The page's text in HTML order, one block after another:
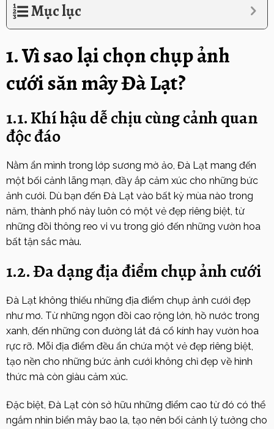
Mục lục
1. Vì sao lại chọn chụp ảnh
cưới săn mây Đà Lạt?
1.1. Khí hậu dễ chịu cùng cảnh quan
độc đáo
Nằm ẩn mình trong lớp sương mờ ảo, Đà Lạt mang đến
một bối cảnh lãng mạn, đầy ắp cảm xúc cho những bức
ảnh cưới. Dù bạn đến Đà Lạt vào bất kỳ mùa nào trong
năm, thành phố này luôn có một vẻ đẹp riêng biệt, từ
những đồi thông reo vi vu trong gió đến những vườn hoa
bất tận sắc màu.
1.2. Đa dạng địa điểm chụp ảnh cưới
Đà Lạt không thiếu những địa điểm chụp ảnh cưới đẹp
như mơ. Từ những ngọn đồi cao rộng lớn, hồ nước trong
xanh, đến những con đường lát đá cổ kính hay vườn hoa
rực rỡ. Mỗi địa điểm đều ẩn chứa một vẻ đẹp riêng biệt,
tạo nền cho những bức ảnh cưới không chỉ đẹp về hình
thức mà còn giàu cảm xúc.
Đặc biệt, Đà Lạt còn sở hữu những điểm cao từ đó có thể
ngắm nhìn biển mây bao la, tạo nên bối cảnh lý tưởng cho